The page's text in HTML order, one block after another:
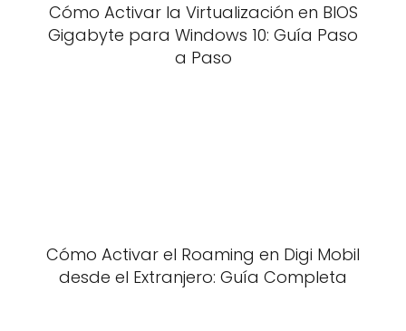
Cómo Activar la Virtualización en BIOS
Gigabyte para Windows 10: Guía Paso
a Paso
Cómo Activar el Roaming en Digi Mobil
desde el Extranjero: Guía Completa